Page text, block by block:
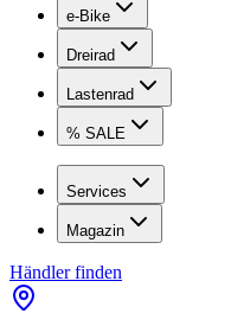
e-Bike
Dreirad
Lastenrad
% SALE
Services
Magazin
Händler finden